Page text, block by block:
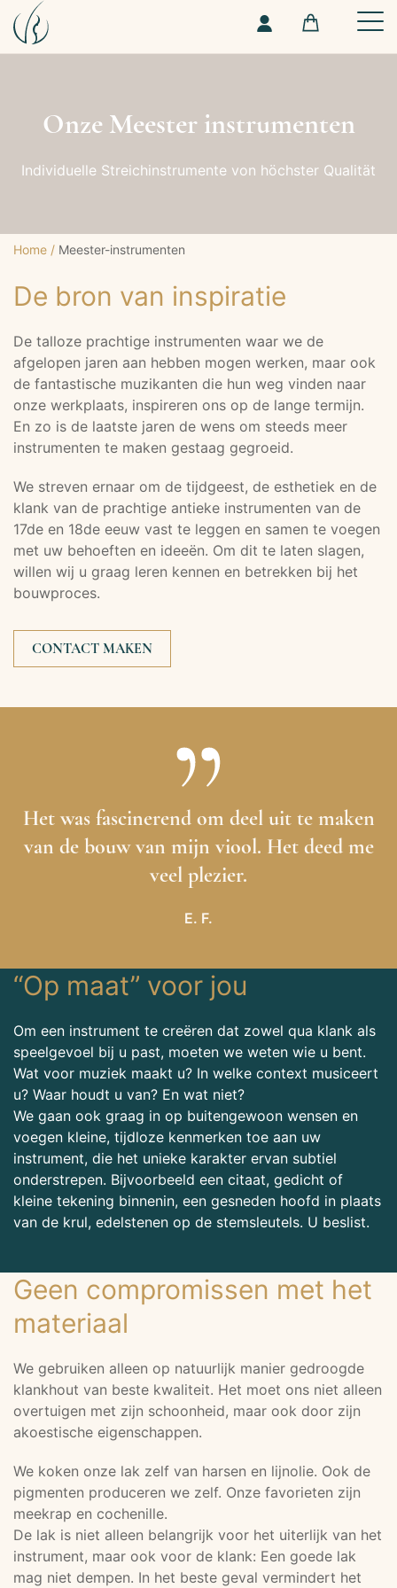
Onze Meester instrumenten
Individuelle Streichinstrumente von höchster Qualität
Home / Meester-instrumenten
De bron van inspiratie
De talloze prachtige instrumenten waar we de
afgelopen jaren aan hebben mogen werken, maar ook
de fantastische muzikanten die hun weg vinden naar
onze werkplaats, inspireren ons op de lange termijn.
En zo is de laatste jaren de wens om steeds meer
instrumenten te maken gestaag gegroeid.
We streven ernaar om de tijdgeest, de esthetiek en de
klank van de prachtige antieke instrumenten van de
17de en 18de eeuw vast te leggen en samen te voegen
met uw behoeften en ideeën. Om dit te laten slagen,
willen wij u graag leren kennen en betrekken bij het
bouwproces.
CONTACT MAKEN
Het was fascinerend om deel uit te maken
van de bouw van mijn viool. Het deed me
veel plezier.
E. F.
“Op maat” voor jou
Om een instrument te creëren dat zowel qua klank als
speelgevoel bij u past, moeten we weten wie u bent.
Wat voor muziek maakt u? In welke context musiceert
u? Waar houdt u van? En wat niet?
We gaan ook graag in op buitengewoon wensen en
voegen kleine, tijdloze kenmerken toe aan uw
instrument, die het unieke karakter ervan subtiel
onderstrepen. Bijvoorbeeld een citaat, gedicht of
kleine tekening binnenin, een gesneden hoofd in plaats
van de krul, edelstenen op de stemsleutels. U beslist.
Geen compromissen met het
materiaal
We gebruiken alleen op natuurlijk manier gedroogde
klankhout van beste kwaliteit. Het moet ons niet alleen
overtuigen met zijn schoonheid, maar ook door zijn
akoestische eigenschappen.
We koken onze lak zelf van harsen en lijnolie. Ook de
pigmenten produceren we zelf. Onze favorieten zijn
meekrap en cochenille.
De lak is niet alleen belangrijk voor het uiterlijk van het
instrument, maar ook voor de klank: Een goede lak
mag niet dempen. In het beste geval vermindert het